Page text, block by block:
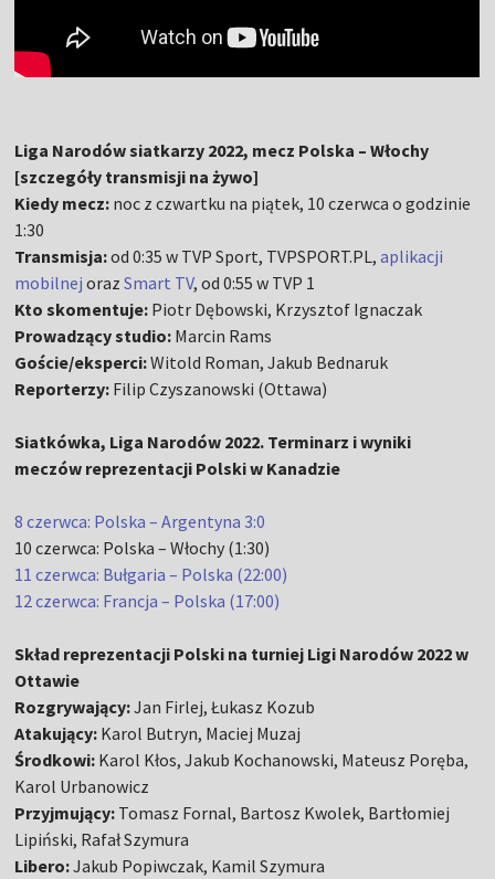
Liga Narodów siatkarzy 2022, mecz Polska – Włochy
[szczegóły transmisji na żywo]
Kiedy mecz: noc z czwartku na piątek, 10 czerwca o godzinie
1:30
Transmisja:od 0:35 w TVP Sport, TVPSPORT.PL,aplikacji
mobilnej orazSmart TV, od 0:55 w TVP 1
Kto skomentuje: Piotr Dębowski, Krzysztof Ignaczak
Prowadzący studio: Marcin Rams
Goście/eksperci:Witold Roman, Jakub Bednaruk
Reporterzy: Filip Czyszanowski (Ottawa)
Siatkówka, Liga Narodów 2022. Terminarz i wyniki
meczów reprezentacji Polski w Kanadzie
8 czerwca: Polska – Argentyna 3:0
10 czerwca: Polska – Włochy (1:30)
11 czerwca: Bułgaria – Polska (22:00)
12 czerwca: Francja – Polska (17:00)
Skład reprezentacji Polski na turniej Ligi Narodów 2022 w
Ottawie
Rozgrywający:Jan Firlej, Łukasz Kozub
Atakujący: Karol Butryn, Maciej Muzaj
Środkowi: Karol Kłos, Jakub Kochanowski, Mateusz Poręba,
Karol Urbanowicz
Przyjmujący: Tomasz Fornal, Bartosz Kwolek, Bartłomiej
Lipiński, Rafał Szymura
Libero:Jakub Popiwczak, Kamil Szymura